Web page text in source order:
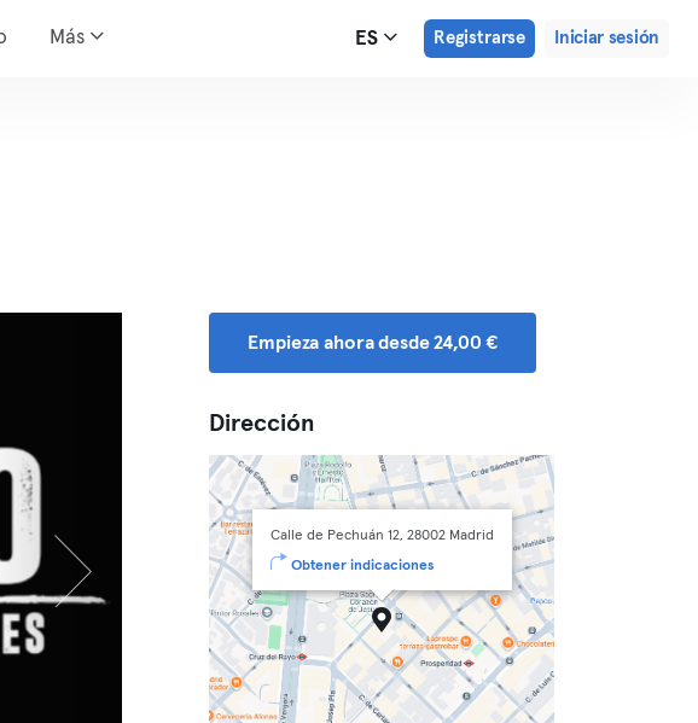
Más ES Registrarse Iniciar sesión
Empieza ahora desde 24,00 €
Dirección
Calle de Pechuán 12, 28002 Madrid
Obtener indicaciones